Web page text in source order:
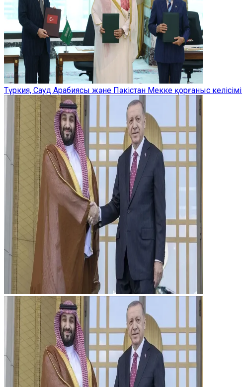
Түркия, Сауд Арабиясы және Пәкістан Мекке қорғаныс